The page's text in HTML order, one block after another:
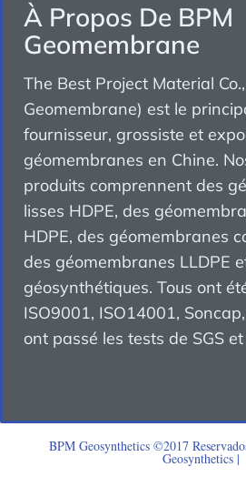
À Propos De BPM
Geomembrane
The Best Project Material
Geomembrane) est le
fournisseur, grossiste et
géomembranes en Chine.
produits comprennent des
lisses HDPE, des
HDPE, des géomembranes
des géomembranes LLDPE
géosynthétiques. Tous ont
ISO9001, ISO14001,
ont passé les tests de SGS
BPM Geosynthetics ©2017
Geosynthetics |